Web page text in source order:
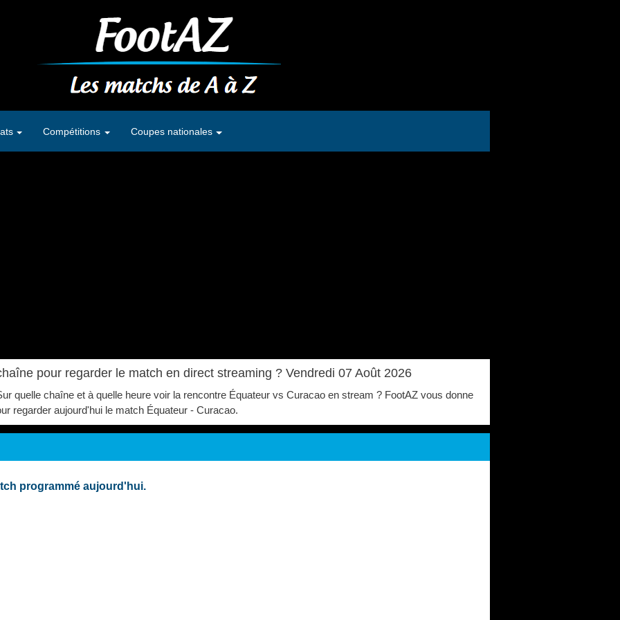
pour regarder le match en direct streaming ? Vendredi 07 Août 2026
quelle chaîne et à quelle heure voir la rencontre Équateur vs Curacao en stream ? FootAZ vous donne
regarder aujourd'hui le match Équateur - Curacao.
programmé aujourd'hui.
Compétitions Coupes nationales